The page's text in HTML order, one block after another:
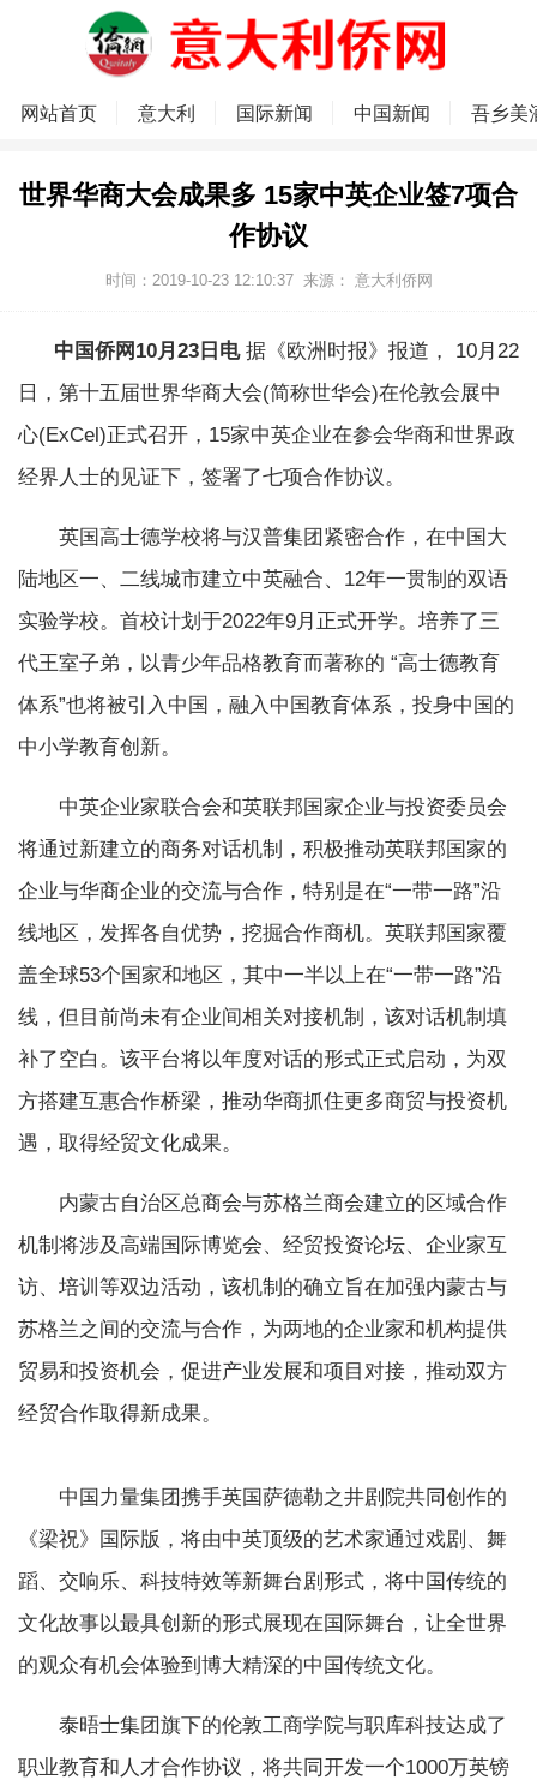
网站首页 意大利 国际新闻 中国新闻 吾乡美
世界华商大会成果多 15家中英企业签7项合
作协议
时间：2019-10-23 12:10:37 来源： 意大利侨网
中国侨网10月23日电据《欧洲时报》报道， 10月22
日，第十五届世界华商大会(简称世华会)在伦敦会展中
心(ExCel)正式召开，15家中英企业在参会华商和世界政
经界人士的见证下，签署了七项合作协议。
英国高士德学校将与汉普集团紧密合作，在中国大
陆地区一、二线城市建立中英融合、12年一贯制的双语
实验学校。首校计划于2022年9月正式开学。培养了三
代王室子弟，以青少年品格教育而著称的 “高士德教育
体系”也将被引入中国，融入中国教育体系，投身中国的
中小学教育创新。
中英企业家联合会和英联邦国家企业与投资委员会
将通过新建立的商务对话机制，积极推动英联邦国家的
企业与华商企业的交流与合作，特别是在“一带一路”沿
线地区，发挥各自优势，挖掘合作商机。英联邦国家覆
盖全球53个国家和地区，其中一半以上在“一带一路”沿
线，但目前尚未有企业间相关对接机制，该对话机制填
补了空白。该平台将以年度对话的形式正式启动，为双
方搭建互惠合作桥梁，推动华商抓住更多商贸与投资机
遇，取得经贸文化成果。
内蒙古自治区总商会与苏格兰商会建立的区域合作
机制将涉及高端国际博览会、经贸投资论坛、企业家互
访、培训等双边活动，该机制的确立旨在加强内蒙古与
苏格兰之间的交流与合作，为两地的企业家和机构提供
贸易和投资机会，促进产业发展和项目对接，推动双方
经贸合作取得新成果。
中国力量集团携手英国萨德勒之井剧院共同创作的
《梁祝》国际版，将由中英顶级的艺术家通过戏剧、舞
蹈、交响乐、科技特效等新舞台剧形式，将中国传统的
文化故事以最具创新的形式展现在国际舞台，让全世界
的观众有机会体验到博大精深的中国传统文化。
泰晤士集团旗下的伦敦工商学院与职库科技达成了
职业教育和人才合作协议，将共同开发一个1000万英镑